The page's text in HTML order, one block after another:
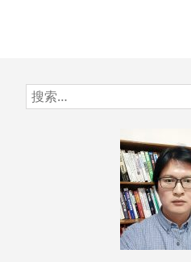
跳
至
搜
索：